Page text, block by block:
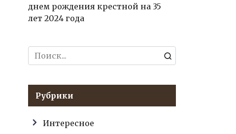
днем рождения крестной на 35
лет 2024 года
Search
for:
Рубрики
Интересное